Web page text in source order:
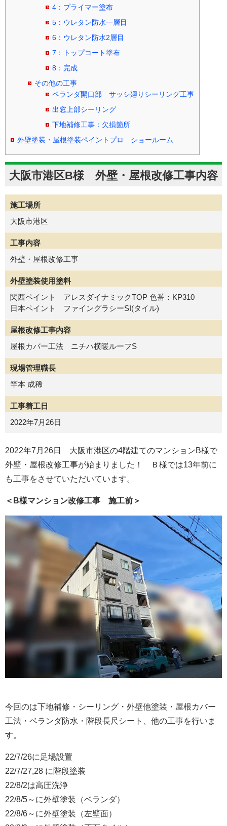
4：プライマー塗布
5：ウレタン防水一層目
6：ウレタン防水2層目
7：トップコート塗布
8：完成
その他の工事
ベランダ開口部 サッシ廻りシーリング工事
出窓上部シーリング
下地補修工事：欠損箇所
外壁塗装・屋根塗装ペイントプロ ショールーム
大阪市港区B様 外壁・屋根改修工事内容
施工場所
大阪市港区
工事内容
外壁・屋根改修工事
外壁塗装使用塗料
関西ペイント アレスダイナミックTOP 色番：KP310
日本ペイント ファイングラシーSI(タイル)
屋根改修工事内容
屋根カバー工法 ニチハ横暖ルーフS
現場管理職長
竿本 成稀
工事着工日
2022年7月26日
2022年7月26日 大阪市港区の4階建てのマンションB様で
外壁・屋根改修工事が始まりました！ Ｂ様では13年前に
も工事をさせていただいています。
＜B様マンション改修工事 施工前＞
今回のは下地補修・シーリング・外壁他塗装・屋根カバー
工法・ベランダ防水・階段長尺シート、他の工事を行いま
す。
22/7/26に足場設置
22/7/27,28 に階段塗装
22/8/2は高圧洗浄
22/8/5～に外壁塗装（ベランダ）
22/8/6～に外壁塗装（左壁面）